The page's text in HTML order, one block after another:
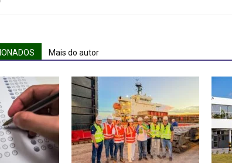
Mais do autor